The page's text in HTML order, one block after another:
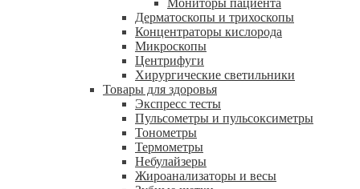
Мониторы пациента
Дерматоскопы и трихоскопы
Концентраторы кислорода
Микроскопы
Центрифуги
Xирургические светильники
Товары для здоровья
Экспресс тесты
Пульсометры и пульсоксиметры
Тонометры
Термометры
Небулайзеры
Жироанализаторы и весы